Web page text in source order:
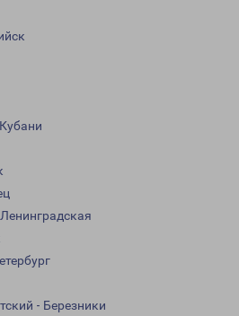
- Березники